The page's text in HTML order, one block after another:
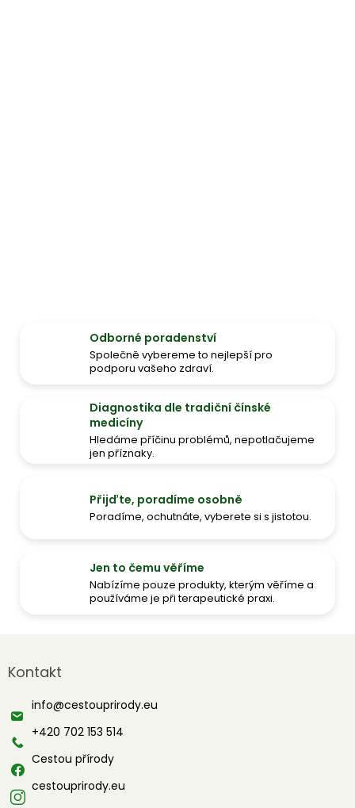
Odborné poradenství
Společně vybereme to nejlepší pro
podporu vašeho zdraví.
Diagnostika dle tradiční čínské
medicíny
Hledáme příčinu problémů, nepotlačujeme
jen příznaky.
Přijďte, poradíme osobně
Poradíme, ochutnáte, vyberete si s jistotou.
Jen to čemu věříme
Nabízíme pouze produkty, kterým věříme a
používáme je při terapeutické praxi.
p
t
Kontakt
info@cestouprirody.eu
+420 702 153 514
Cestou přírody
cestouprirody.eu